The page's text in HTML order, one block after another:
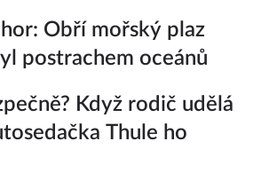
Obří mořský plaz
postrachem oceánů
Když rodič udělá
Thule ho